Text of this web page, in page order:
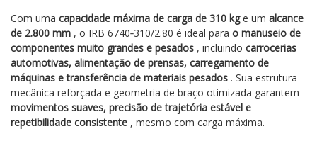
Com uma capacidade máxima de carga de 310 kge um alcance
de 2.800 mm , o IRB 6740‑310/2.80 é ideal para o manuseio de
componentes muito grandes e pesados , incluindo carrocerias
automotivas, alimentação de prensas, carregamento de
máquinas e transferência de materiais pesados . Sua estrutura
mecânica reforçada e geometria de braço otimizada garantem
movimentos suaves, precisão de trajetória estável e
repetibilidade consistente , mesmo com carga máxima.